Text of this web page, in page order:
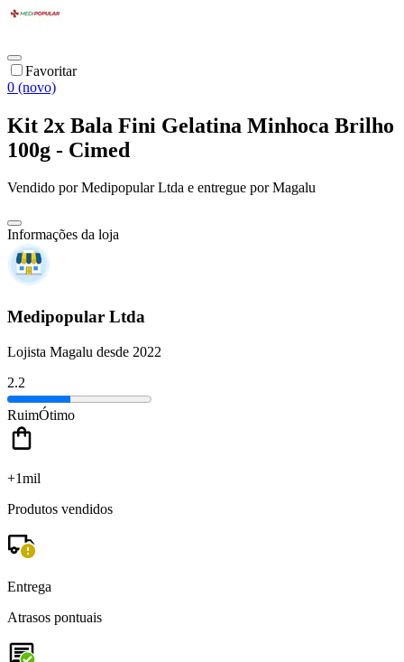
Favoritar
0 (novo)
Kit 2x Bala Fini Gelatina Minhoca Brilho
100g - Cimed
Vendido porMedipopular Ltda e entregue por Magalu
Informações da loja
Medipopular Ltda
Lojista Magalu desde 2022
2.2
RuimÓtimo
+1mil
Produtos vendidos
Entrega
Atrasos pontuais